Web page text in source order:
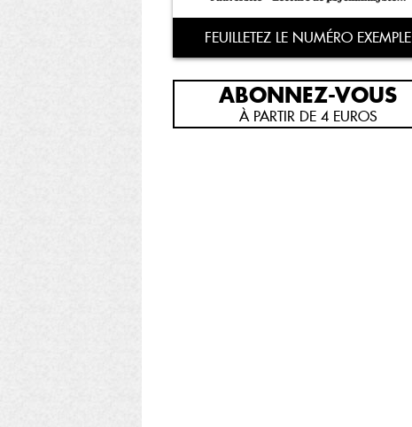
FEUILLETEZ LE NUMÉRO EXEMPLE
ABONNEZ-VOUS
À PARTIR DE 4 EUROS